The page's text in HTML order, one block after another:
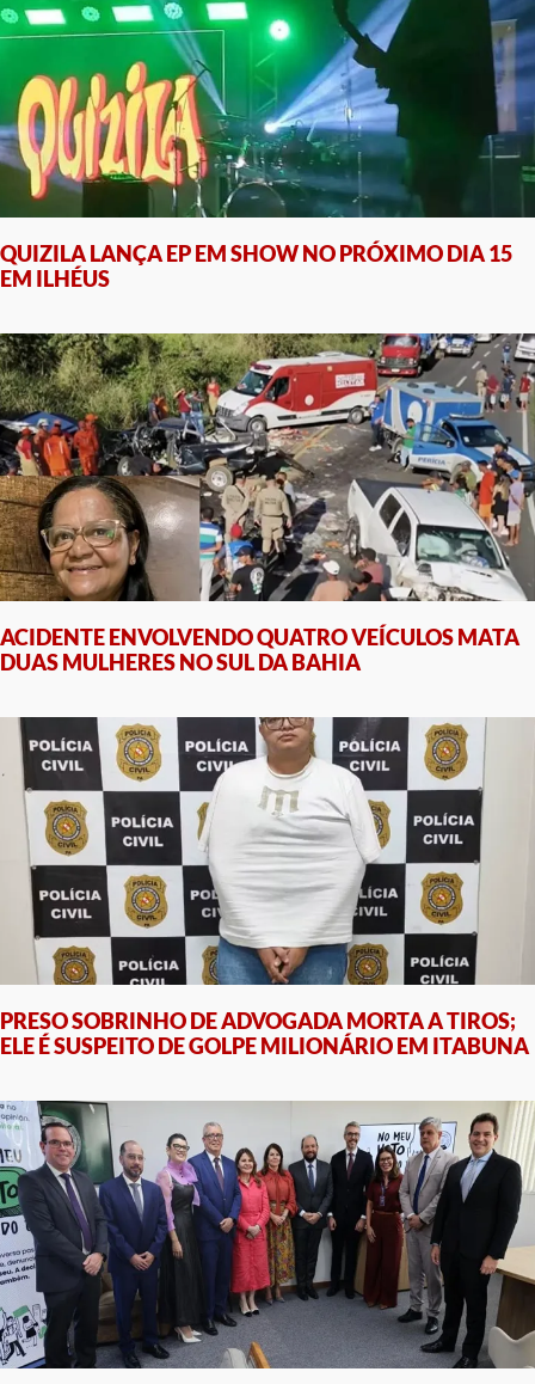
QUIZILA LANÇA EP EM SHOW NO PRÓXIMO DIA 15
EM ILHÉUS
ACIDENTE ENVOLVENDO QUATRO VEÍCULOS MATA
DUAS MULHERES NO SUL DA BAHIA
PRESO SOBRINHO DE ADVOGADA MORTA A TIROS;
ELE É SUSPEITO DE GOLPE MILIONÁRIO EM ITABUNA